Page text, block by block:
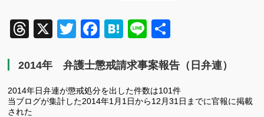
Threads
X TwitterFacebook
Hatena
Line
2014年 弁護士懲戒請求事案報告（日弁連）
2014年日弁連が懲戒処分を出した件数は101件
当ブログが集計した2014年1月1日から12月31日までに官報に掲載
された